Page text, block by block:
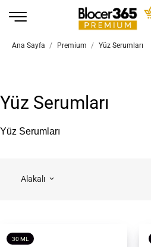
Ana Sayfa Premium Yüz Serumları
Yüz Serumları
Yüz Serumları
Alakalı keyboard_arrow_down
30 ML